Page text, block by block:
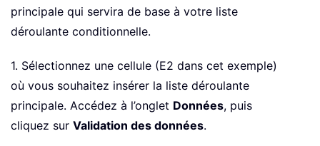
principale qui servira de base à votre liste
déroulante conditionnelle.
1. Sélectionnez une cellule (E2 dans cet exemple)
où vous souhaitez insérer la liste déroulante
principale. Accédez à l’onglet Données, puis
cliquez sur Validation des données.